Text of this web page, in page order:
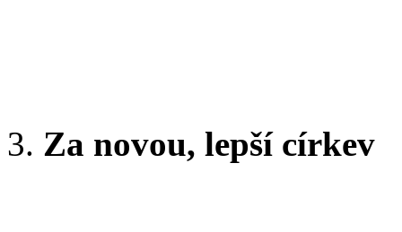
Za novou, lepší církev